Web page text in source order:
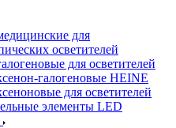
для
осветителей
для осветителей
галогеновые HEINE
для осветителей
элементы LED